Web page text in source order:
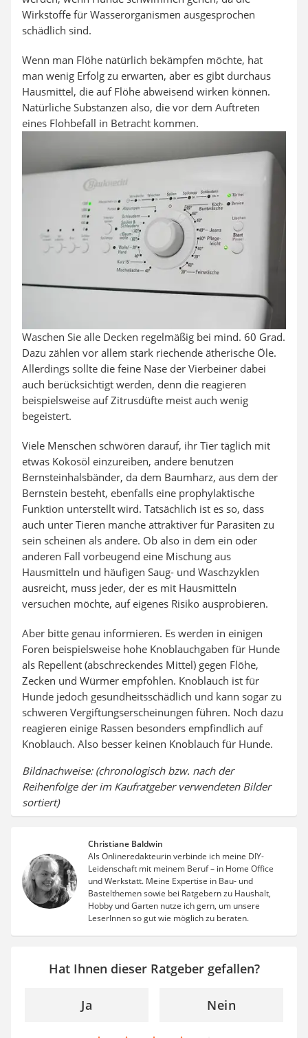
Wirkstoffe für Wasserorganismen ausgesprochen
schädlich sind.
Wenn man Flöhe natürlich bekämpfen möchte, hat
man wenig Erfolg zu erwarten, aber es gibt durchaus
Hausmittel, die auf Flöhe abweisend wirken können.
Natürliche Substanzen also, die vor dem Auftreten
eines Flohbefall in Betracht kommen.
Waschen Sie alle Decken regelmäßig bei mind. 60 Grad.
Dazu zählen vor allem stark riechende ätherische Öle.
Allerdings sollte die feine Nase der Vierbeiner dabei
auch berücksichtigt werden, denn die reagieren
beispielsweise auf Zitrusdüfte meist auch wenig
begeistert.
Viele Menschen schwören darauf, ihr Tier täglich mit
etwas Kokosöl einzureiben, andere benutzen
Bernsteinhalsbänder, da dem Baumharz, aus dem der
Bernstein besteht, ebenfalls eine prophylaktische
Funktion unterstellt wird. Tatsächlich ist es so, dass
auch unter Tieren manche attraktiver für Parasiten zu
sein scheinen als andere. Ob also in dem ein oder
anderen Fall vorbeugend eine Mischung aus
Hausmitteln und häufigen Saug- und Waschzyklen
ausreicht, muss jeder, der es mit Hausmitteln
versuchen möchte, auf eigenes Risiko ausprobieren.
Aber bitte genau informieren. Es werden in einigen
Foren beispielsweise hohe Knoblauchgaben für Hunde
als Repellent (abschreckendes Mittel) gegen Flöhe,
Zecken und Würmer empfohlen. Knoblauch ist für
Hunde jedoch gesundheitsschädlich und kann sogar zu
schweren Vergiftungserscheinungen führen. Noch dazu
reagieren einige Rassen besonders empfindlich auf
Knoblauch. Also besser keinen Knoblauch für Hunde.
Bildnachweise: (chronologisch bzw. nach der
Reihenfolge der im Kaufratgeber verwendeten Bilder
sortiert)
Christiane Baldwin
Als Onlineredakteurin verbinde ich meine DIY-
Leidenschaft mit meinem Beruf – in Home Office
und Werkstatt. Meine Expertise in Bau- und
Bastelthemen sowie bei Ratgebern zu Haushalt,
Hobby und Garten nutze ich gern, um unsere
LeserInnen so gut wie möglich zu beraten.
Hat Ihnen dieser Ratgeber gefallen?
Ja Nein